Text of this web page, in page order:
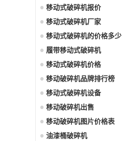
移动式破碎机报价
移动式破碎机厂家
移动式破碎机的价格多少
履带移动式破碎机
移动式破碎机价格
移动破碎机品牌排行榜
移动式破碎机设备
移动破碎机出售
移动破碎机图片价格表
油漆桶破碎机